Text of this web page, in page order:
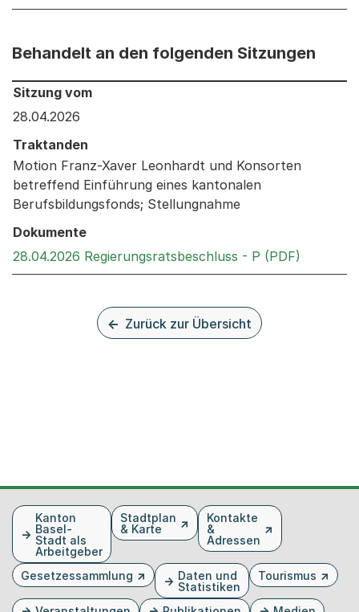
Behandelt an den folgenden Sitzungen
Behandelt an den folgenden Sitzungen: Informationen
Sitzung vom
28.04.2026
Traktanden
Motion Franz-Xaver Leonhardt und Konsorten
betreffend Einführung eines kantonalen
Berufsbildungsfonds; Stellungnahme
Dokumente
28.04.2026 Regierungsratsbeschluss - P (PDF)
Zurück zur Übersicht
FusszeileKanton
Basel-
Stadt als
Arbeitgeber
Stadtplan
& Karte
Kontakte
&
Adressen
Gesetzessammlung
Daten und
Statistiken
Tourismus